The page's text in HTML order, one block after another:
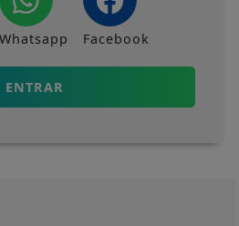
Whatsapp Facebook
ENTRAR